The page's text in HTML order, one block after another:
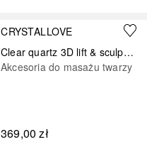
CRYSTALLOVE
Clear quartz 3D lift & sculpt set – masażer liftingujący i serum
Akcesoria do masażu twarzy
369,00 zł